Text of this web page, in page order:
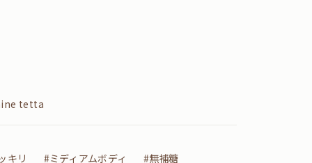
tetta
キリ #ミディアムボディ #無補糖